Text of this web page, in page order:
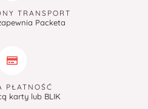
TRANSPORT
Packeta
PŁATNOŚĆ
karty lub BLIK